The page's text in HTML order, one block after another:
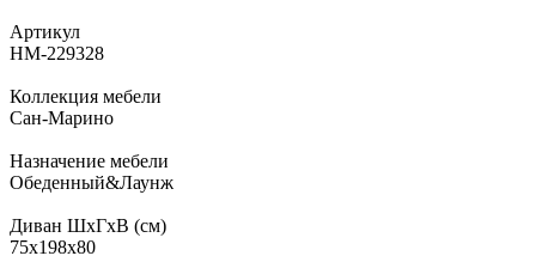
Артикул
НМ-229328
Коллекция мебели
Сан-Марино
Назначение мебели
Обеденный&Лаунж
Диван ШхГхВ (см)
75х198х80